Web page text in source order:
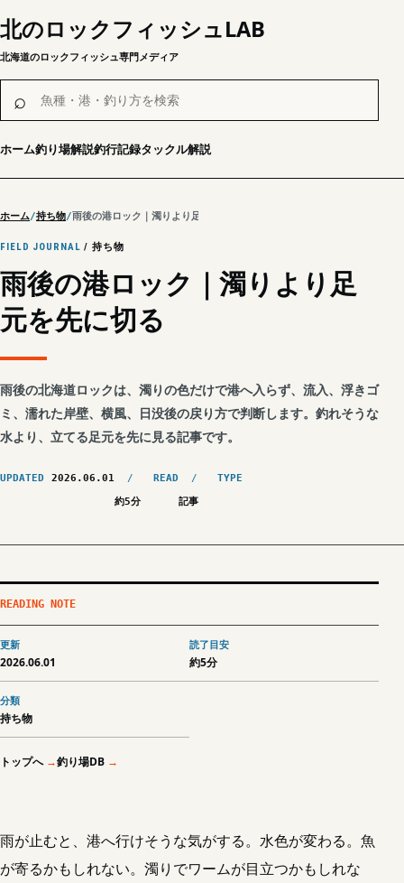
北のロックフィッシュLAB
北海道のロックフィッシュ専門メディア
魚種・港・釣り方を検索
⌕
ホーム釣り場解説釣行記録タックル解説
ホーム 持ち物 雨後の港ロック｜濁りより足元を先に切る
FIELD JOURNAL / 持ち物
雨後の港ロック｜濁りより足
元を先に切る
雨後の北海道ロックは、濁りの色だけで港へ入らず、流入、浮きゴ
ミ、濡れた岸壁、横風、日没後の戻り方で判断します。釣れそうな
水より、立てる足元を先に見る記事です。
UPDATED 2026.06.01
READ
約5分
TYPE
記事
READING NOTE
更新
2026.06.01
読了目安
約5分
分類
持ち物
トップへ 釣り場DB
雨が止むと、港へ行けそうな気がする。水色が変わる。魚
が寄るかもしれない。濁りでワームが目立つかもしれな